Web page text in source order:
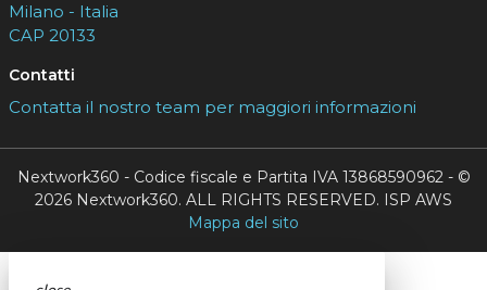
Milano - Italia
CAP 20133
Contatti
Contatta il nostro team per maggiori informazioni
Nextwork360 - Codice fiscale e Partita IVA 13868590962 - ©
2026 Nextwork360. ALL RIGHTS RESERVED. ISP AWS
Mappa del sito